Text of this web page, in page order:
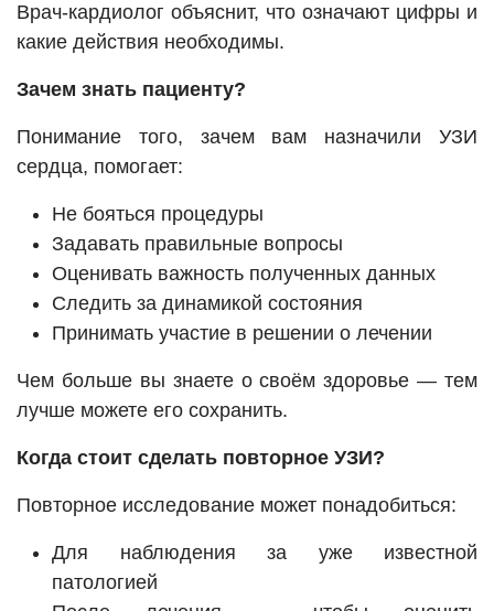
Врач-кардиолог объяснит, что означают цифры и
какие действия необходимы.
Зачем знать пациенту?
Понимание того, зачем вам назначили УЗИ
сердца, помогает:
Не бояться процедуры
Задавать правильные вопросы
Оценивать важность полученных данных
Следить за динамикой состояния
Принимать участие в решении о лечении
Чем больше вы знаете о своём здоровье — тем
лучше можете его сохранить.
Когда стоит сделать повторное УЗИ?
Повторное исследование может понадобиться:
Для наблюдения за уже известной
патологией